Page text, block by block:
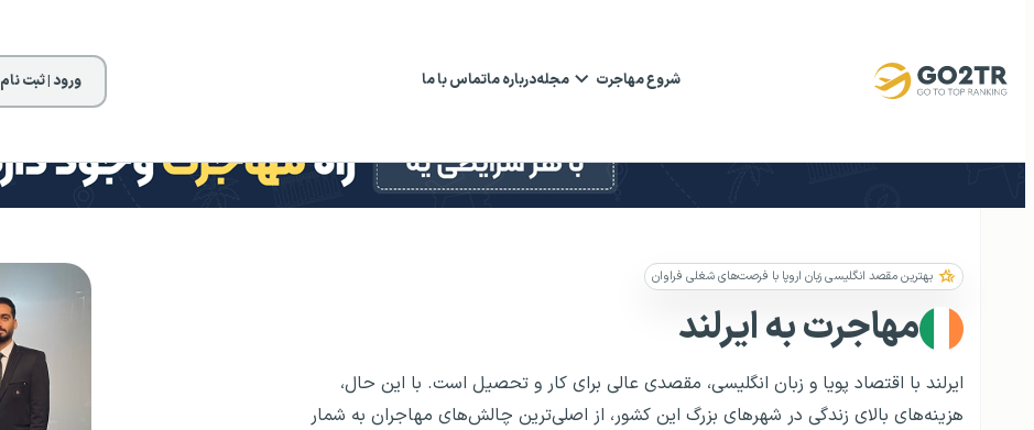
شروع مهاجرت مجلهدرباره ماتماس با ما ورود | ثبت نام
بهترین مقصد انگلیسی زبان اروپا با فرصت‌های شغلی فراوان
مهاجرت به ایرلند
ایرلند با اقتصاد پویا و زبان انگلیسی، مقصدی عالی برای کار و تحصیل است. با این حال،
هزینه‌های بالای زندگی در شهرهای بزرگ این کشور، از اصلی‌ترین چالش‌های مهاجران به شمار